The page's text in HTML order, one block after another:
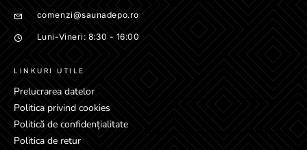
comenzi@saunadepo.ro
Luni-Vineri: 8:30 - 16:00
LINKURI UTILE
Prelucrarea datelor
Politica privind cookies
Politică de confidențialitate
Politica de retur